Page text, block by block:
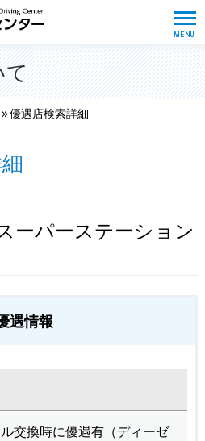
て
>> 優遇店検索詳細
パーステーション
遇情報
交換時に優遇有（ディーゼ